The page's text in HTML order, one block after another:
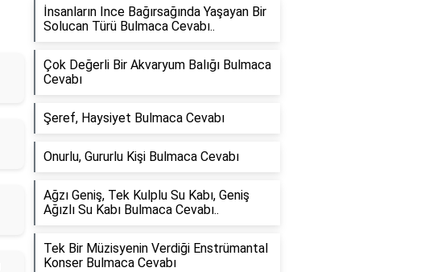
İnsanların Ince Bağırsağında Yaşayan Bir
Solucan Türü Bulmaca Cevabı..
Çok Değerli Bir Akvaryum Balığı Bulmaca
Cevabı
Şeref, Haysiyet Bulmaca Cevabı
Onurlu, Gururlu Kişi Bulmaca Cevabı
Ağzı Geniş, Tek Kulplu Su Kabı, Geniş
Ağızlı Su Kabı Bulmaca Cevabı..
Tek Bir Müzisyenin Verdiği Enstrümantal
Konser Bulmaca Cevabı